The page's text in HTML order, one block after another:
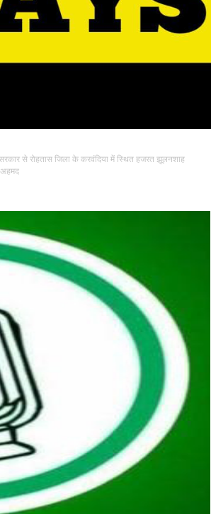
सरकार से रोहतास जिला के करवंदिया में स्थित हजरत झूलनशाह